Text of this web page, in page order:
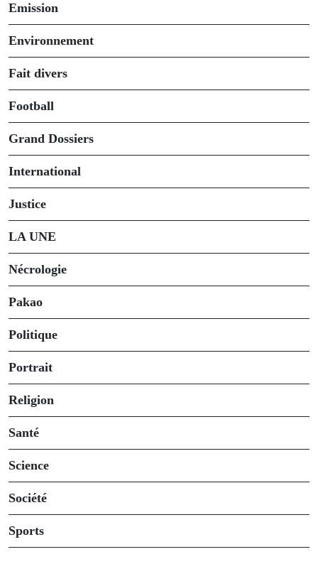
Emission
Environnement
Fait divers
Football
Grand Dossiers
International
Justice
LA UNE
Nécrologie
Pakao
Politique
Portrait
Religion
Santé
Science
Société
Sports